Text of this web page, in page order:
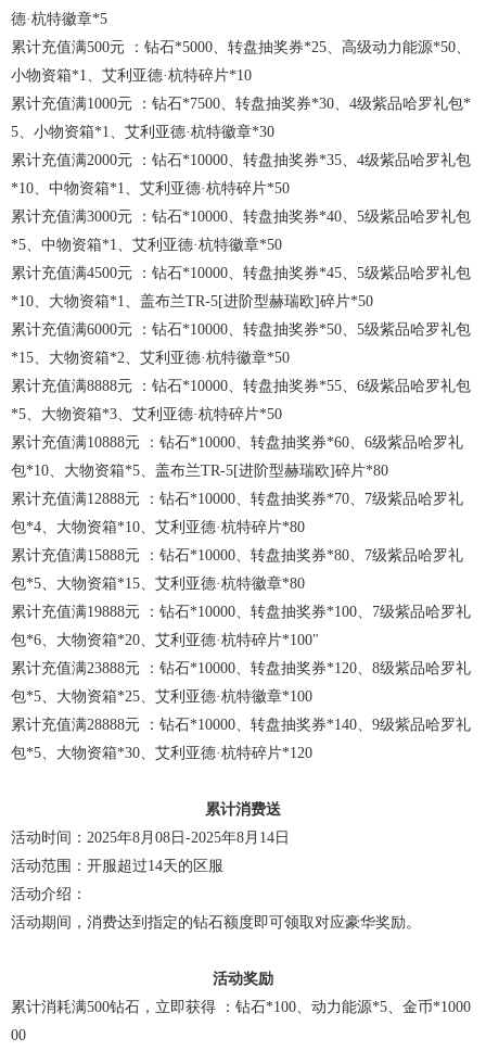
德·杭特徽章*5
累计充值满500元 ：钻石*5000、转盘抽奖券*25、高级动力能源*50、
小物资箱*1、艾利亚德·杭特碎片*10
累计充值满1000元 ：钻石*7500、转盘抽奖券*30、4级紫品哈罗礼包*
5、小物资箱*1、艾利亚德·杭特徽章*30
累计充值满2000元 ：钻石*10000、转盘抽奖券*35、4级紫品哈罗礼包
*10、中物资箱*1、艾利亚德·杭特碎片*50
累计充值满3000元 ：钻石*10000、转盘抽奖券*40、5级紫品哈罗礼包
*5、中物资箱*1、艾利亚德·杭特徽章*50
累计充值满4500元 ：钻石*10000、转盘抽奖券*45、5级紫品哈罗礼包
*10、大物资箱*1、盖布兰TR-5[进阶型赫瑞欧]碎片*50
累计充值满6000元 ：钻石*10000、转盘抽奖券*50、5级紫品哈罗礼包
*15、大物资箱*2、艾利亚德·杭特徽章*50
累计充值满8888元 ：钻石*10000、转盘抽奖券*55、6级紫品哈罗礼包
*5、大物资箱*3、艾利亚德·杭特碎片*50
累计充值满10888元 ：钻石*10000、转盘抽奖券*60、6级紫品哈罗礼
包*10、大物资箱*5、盖布兰TR-5[进阶型赫瑞欧]碎片*80
累计充值满12888元 ：钻石*10000、转盘抽奖券*70、7级紫品哈罗礼
包*4、大物资箱*10、艾利亚德·杭特碎片*80
累计充值满15888元 ：钻石*10000、转盘抽奖券*80、7级紫品哈罗礼
包*5、大物资箱*15、艾利亚德·杭特徽章*80
累计充值满19888元 ：钻石*10000、转盘抽奖券*100、7级紫品哈罗礼
包*6、大物资箱*20、艾利亚德·杭特碎片*100"
累计充值满23888元 ：钻石*10000、转盘抽奖券*120、8级紫品哈罗礼
包*5、大物资箱*25、艾利亚德·杭特徽章*100
累计充值满28888元 ：钻石*10000、转盘抽奖券*140、9级紫品哈罗礼
包*5、大物资箱*30、艾利亚德·杭特碎片*120
累计消费送
活动时间：2025年8月08日-2025年8月14日
活动范围：开服超过14天的区服
活动介绍：
活动期间，消费达到指定的钻石额度即可领取对应豪华奖励。
活动奖励
累计消耗满500钻石，立即获得 ：钻石*100、动力能源*5、金币*1000
00